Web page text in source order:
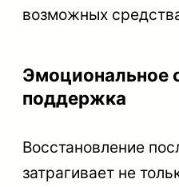
возможных
Эмоциональное
поддержка
Восстановление
затрагивает не